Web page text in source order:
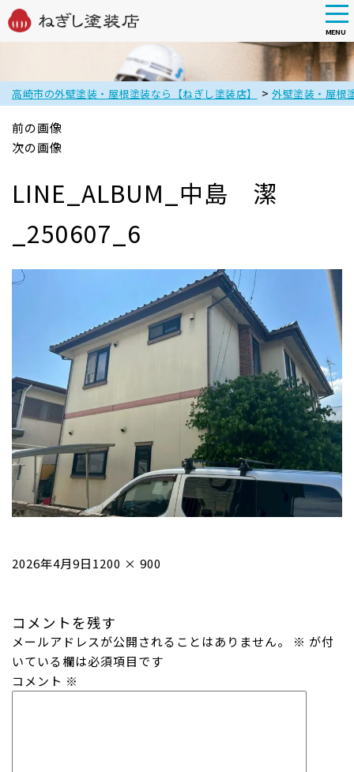
main
content
MENU
高崎市の外壁塗装・屋根塗装なら【ねぎし塗装店】 > 外壁塗装・屋根
前の画像
次の画像
LINE_ALBUM_中島 潔
_250607_6
投
2026年4月9日フ
イ
ズ
1200 × 900
コメントを残す
メールアドレスが公開されることはありません。 ※ が付
いている欄は必須項目です
コメント ※